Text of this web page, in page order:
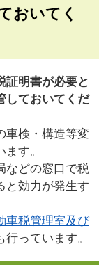
おいてく
証明書が必要と
しておいてくだ
車検・構造等変
す。
などの窓口で税
と効力が発生す
車税管理室及び
行っています。